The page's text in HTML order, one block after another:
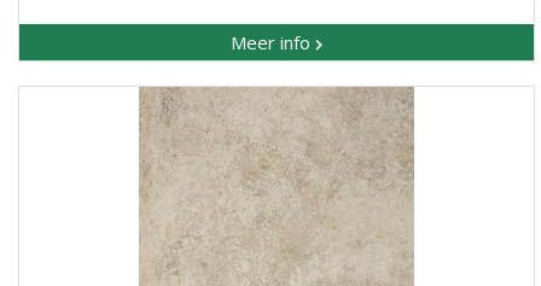
Meer info